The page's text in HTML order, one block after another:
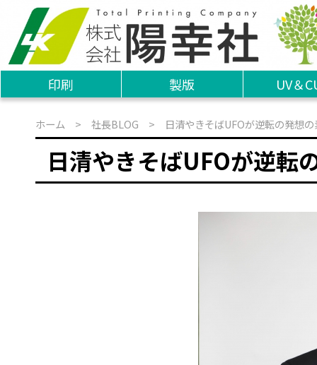
印刷 製版 UV＆
ホーム > 社長BLOG > 日清やきそばUFOが逆転の発想の
日清やきそばUFOが逆転